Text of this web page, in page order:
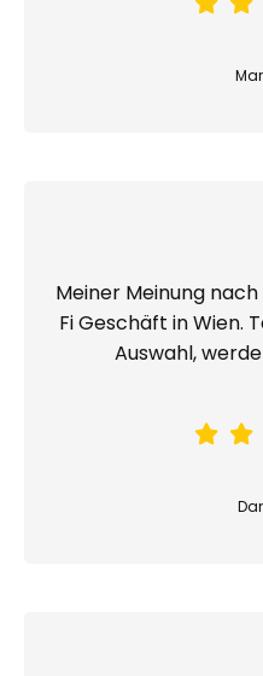
Meiner Meinung
Fi Geschäft in Wien.
Auswahl,